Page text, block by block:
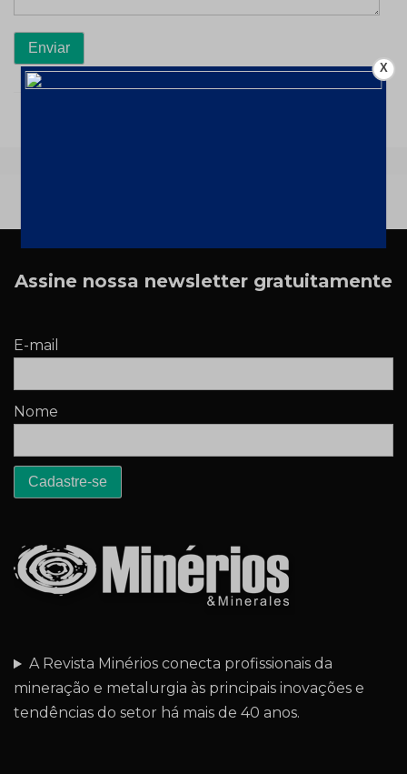
Assine nossa newsletter gratuitamente
E-mail
Nome
A Revista Minérios conecta profissionais da
mineração e metalurgia às principais inovações e
tendências do setor há mais de 40 anos.
X